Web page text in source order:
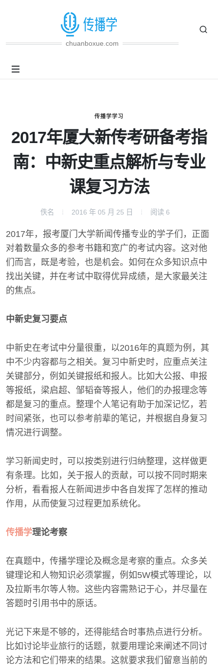
chuanboxue.com
传播学学习
2017年厦大新传考研备考指
南：中新史重点解析与专业
课复习方法
佚名 2016 年 05 月 25 日 阅读 6
2017年，报考厦门大学新闻传播专业的学子们，正面
对着数量众多的参考书籍和宽广的考试内容。这对他
们而言，既是考验，也是机会。如何在众多知识点中
找出关键，并在考试中取得优异成绩，是大家最关注
的焦点。
中新史复习要点
中新史在考试中分量很重，以2016年的真题为例，其
中不少内容都与之相关。复习中新史时，应重点关注
关键部分，例如关键报纸和报人。比如大公报、申报
等报纸，梁启超、邹韬奋等报人，他们的办报理念等
都是复习的重点。整理个人笔记有助于加深记忆，若
时间紧张，也可以参考前辈的笔记，并根据自身复习
情况进行调整。
学习新闻史时，可以按类别进行归纳整理，这样做更
有条理。比如，关于报人的贡献，可以按不同时期来
分析，看看报人在新闻进步中各自发挥了怎样的推动
作用，从而使复习过程更加系统化。
传播学理论考察
在真题中，传播学理论及概念是考察的重点。众多关
键理论和人物知识必须掌握，例如5W模式等理论，以
及拉斯韦尔等人物。这些内容需熟记于心，并尽量在
答题时引用书中的原话。
光记下来是不够的，还得能结合时事热点进行分析。
比如讨论毕业旅行的话题，就要用理论来阐述不同讨
论方法和它们带来的结果。这就要求我们留意当前的